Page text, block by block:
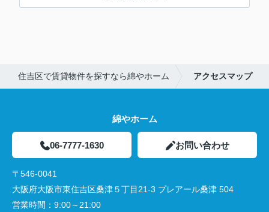
住吉区で賃貸物件を探すなら綿やホーム アクセスマップ
綿やホーム
06-7777-1630 お問い合わせ
〒546-0041
大阪府大阪市東住吉区桑津５丁目21-3 プレアール桑津 504
営業時間： 9:00～21:00